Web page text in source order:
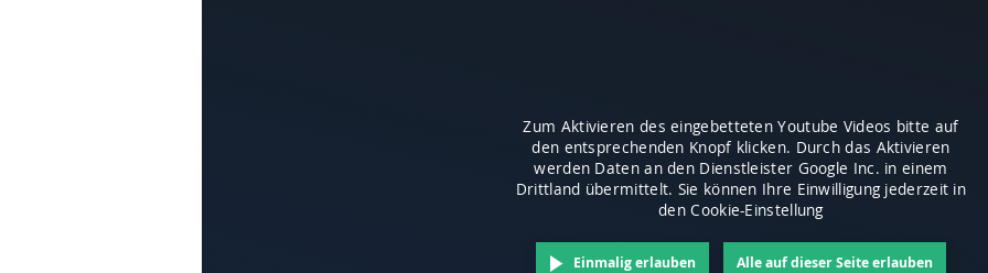
Zum Aktivieren des eingebetteten Youtube Videos bitte auf
den entsprechenden Knopf klicken. Durch das Aktivieren
werden Daten an den Dienstleister Google Inc. in einem
Drittland übermittelt. Sie können Ihre Einwilligung jederzeit in
den Cookie-Einstellung
Einmalig erlauben Alle auf dieser Seite erlauben